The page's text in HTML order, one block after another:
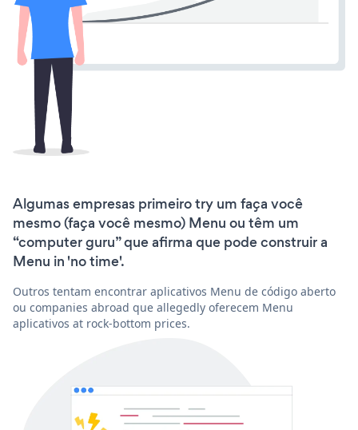
Algumas empresas primeiro try um faça você
mesmo (faça você mesmo) Menu ou têm um
“computer guru” que afirma que pode construir a
Menu in 'no time'.
Outros tentam encontrar aplicativos Menu de código aberto
ou companies abroad que allegedly oferecem Menu
aplicativos at rock-bottom prices.